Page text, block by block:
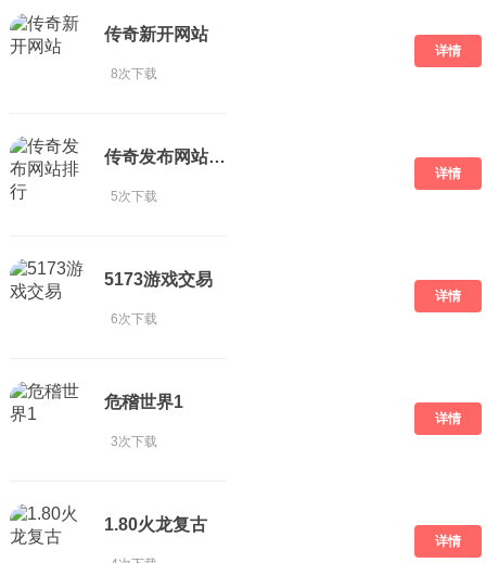
传奇新开网站
8次下载
详情
传奇发布网站排行
5次下载
详情
5173游戏交易
6次下载
详情
危稽世界1
3次下载
详情
1.80火龙复古
详情